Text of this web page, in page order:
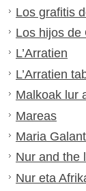
Los grafitis
Los hijos de
L’Arratien
L’Arratien
Malkoak lur
Mareas
Maria
Nur and the
Nur eta